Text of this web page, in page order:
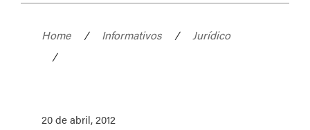
Home / Informativos /
Jurídico
/
20 de abril, 2012